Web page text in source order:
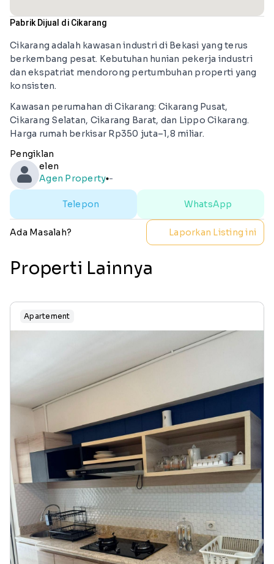
Pabrik Dijual di Cikarang
Cikarang adalah kawasan industri di Bekasi yang terus
berkembang pesat. Kebutuhan hunian pekerja industri
dan ekspatriat mendorong pertumbuhan properti yang
konsisten.
Kawasan perumahan di Cikarang: Cikarang Pusat,
Cikarang Selatan, Cikarang Barat, dan Lippo Cikarang.
Harga rumah berkisar Rp350 juta–1,8 miliar.
Pengiklan
elen
Agen Propertylens -
Telepon WhatsApp
Ada Masalah? Laporkan Listing ini
Properti Lainnya
Apartement